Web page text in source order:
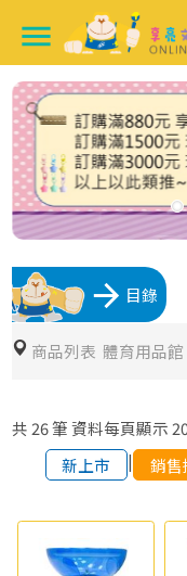
menu
arrow_forward 目錄
商品列表 體育用品館
共 26筆 資料每頁顯示
新上市
| 銷售